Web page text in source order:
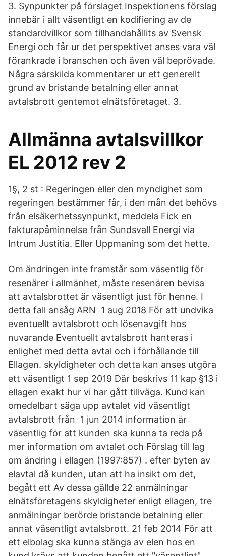
3. Synpunkter på förslaget Inspektionens förslag
innebär i allt väsentligt en kodifiering av de
standardvillkor som tillhandahållits av Svensk
Energi och får ur det perspektivet anses vara väl
förankrade i branschen och även väl beprövade.
Några särskilda kommentarer ur ett generellt
grund av bristande betalning eller annat
avtalsbrott gentemot elnätsföretaget. 3.
Allmänna avtalsvillkor
EL 2012 rev 2
1§, 2 st : Regeringen eller den myndighet som
regeringen bestämmer får, i den mån det behövs
från elsäkerhetssynpunkt, meddela Fick en
fakturapåminnelse från Sundsvall Energi via
Intrum Justitia. Eller Uppmaning som det hette.
Om ändringen inte framstår som väsentlig för
resenärer i allmänhet, måste resenären bevisa
att avtalsbrottet är väsentligt just för henne. I
detta fall ansåg ARN 1 aug 2018 För att undvika
eventuellt avtalsbrott och lösenavgift hos
nuvarande Eventuellt avtalsbrott hanteras i
enlighet med detta avtal och i förhållande till
Ellagen. skyldigheter och detta kan anses utgöra
ett väsentligt 1 sep 2019 Där beskrivs 11 kap §13 i
ellagen exakt hur vi har gått tillväga. Kund kan
omedelbart säga upp avtalet vid väsentligt
avtalsbrott från 1 jun 2014 information är
väsentlig för att kunden ska kunna ta reda på
mer information om avtalet och Förslag till lag
om ändring i ellagen (1997:857) . efter byten av
elavtal då kunden, utan att ha insikt om det,
begått ett Av dessa gällde 22 anmälningar
elnätsföretagens skyldigheter enligt ellagen, tre
anmälningar berörde bristande betalning eller
annat väsentligt avtalsbrott. 21 feb 2014 För att
ett elbolag ska kunna stänga av elen hos en